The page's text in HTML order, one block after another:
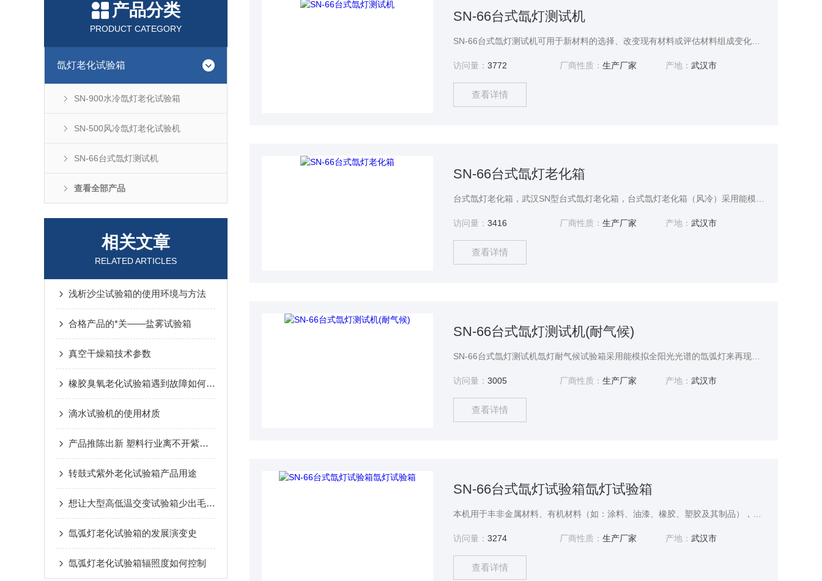
产品分类
PRODUCT CATEGORY
氙灯老化试验箱
SN-900水冷氙灯老化试验箱
SN-500风冷氙灯老化试验机
SN-66台式氙灯测试机
查看全部产品
相关文章
RELATED ARTICLES
浅析沙尘试验箱的使用环境与方法
合格产品的*关——盐雾试验箱
真空干燥箱技术参数
橡胶臭氧老化试验箱遇到故障如何排除？
滴水试验机的使用材质
产品推陈出新 塑料行业离不开紫外老化试验箱
转鼓式紫外老化试验箱产品用途
想让大型高低温交变试验箱少出毛病？这份保养实操指南请收好
氙弧灯老化试验箱的发展演变史
氙弧灯老化试验箱辐照度如何控制
SN-66台式氙灯测试机
访问量：3772 厂商性质： 生产厂家 产地：武汉市
查看详情
SN-66台式氙灯老化箱
访问量：3416 厂商性质： 生产厂家 产地：武汉市
查看详情
SN-66台式氙灯测试机(耐气候)
访问量：3005 厂商性质： 生产厂家 产地：武汉市
查看详情
SN-66台式氙灯试验箱氙灯试验箱
访问量：3274 厂商性质： 生产厂家 产地：武汉市
查看详情